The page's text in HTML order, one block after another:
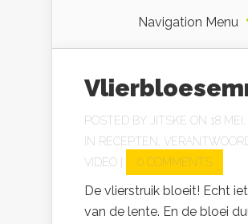
Navigation Menu
POSTED BY JITSKE ON 18 MEI,
IN RECEPTEN,
VIDEO
0 COMMENTS
De vlierstruik bloeit! Echt
van de lente. En de bloei